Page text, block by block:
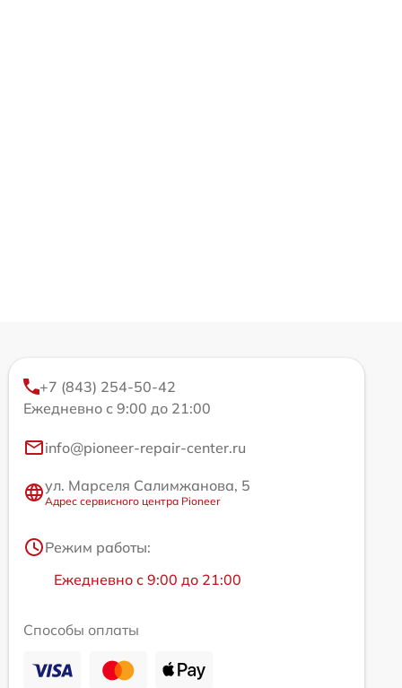
+7 (843) 254-50-42
Ежедневно с 9:00 до 21:00
info@pioneer-repair-center.ru
ул. Марселя Салимжанова, 5
Адрес сервисного центра Pioneer
Режим работы:
Ежедневно с 9:00 до 21:00
Способы оплаты